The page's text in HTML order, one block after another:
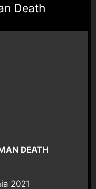
Death
DEATH
2021